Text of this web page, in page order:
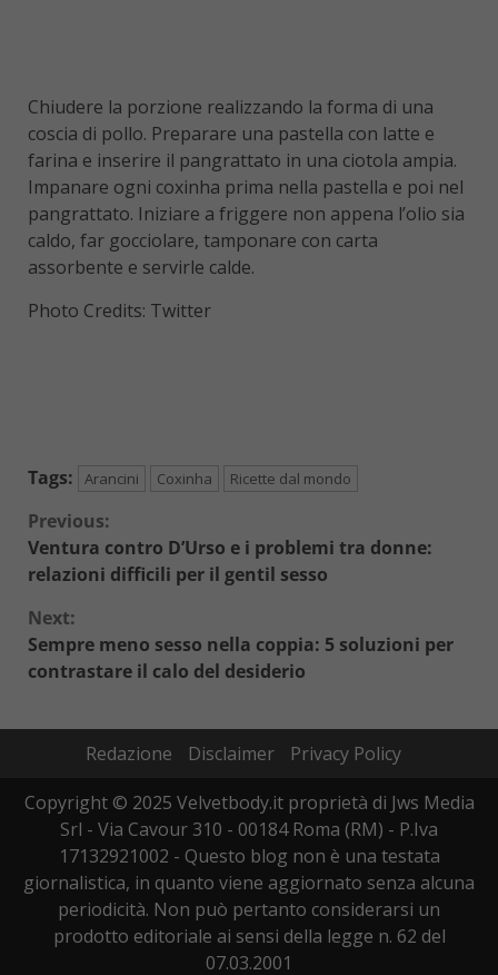
Chiudere la porzione realizzando la forma di una
coscia di pollo. Preparare una pastella con latte e
farina e inserire il pangrattato in una ciotola ampia.
Impanare ogni coxinha prima nella pastella e poi nel
pangrattato. Iniziare a friggere non appena l’olio sia
caldo, far gocciolare, tamponare con carta
assorbente e servirle calde.
Photo Credits: Twitter
Tags: Arancini Coxinha Ricette dal mondo
Continue
Reading
Previous:
Ventura contro D’Urso e i problemi tra donne:
relazioni difficili per il gentil sesso
Next:
Sempre meno sesso nella coppia: 5 soluzioni per
contrastare il calo del desiderio
Redazione Disclaimer
Privacy Policy
Copyright © 2025 Velvetbody.it proprietà di Jws Media
Srl - Via Cavour 310 - 00184 Roma (RM) - P.Iva
17132921002 - Questo blog non è una testata
giornalistica, in quanto viene aggiornato senza alcuna
periodicità. Non può pertanto considerarsi un
prodotto editoriale ai sensi della legge n. 62 del
07.03.2001